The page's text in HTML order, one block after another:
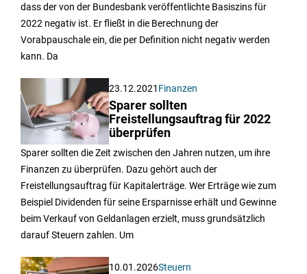
dass der von der Bundesbank veröffentlichte Basiszins für
2022 negativ ist. Er fließt in die Berechnung der
Vorabpauschale ein, die per Definition nicht negativ werden
kann. Da
23.12.2021 Finanzen
Sparer sollten
Freistellungsauftrag für 2022
überprüfen
Sparer sollten die Zeit zwischen den Jahren nutzen, um ihre
Finanzen zu überprüfen. Dazu gehört auch der
Freistellungsauftrag für Kapitalerträge. Wer Erträge wie zum
Beispiel Dividenden für seine Ersparnisse erhält und Gewinne
beim Verkauf von Geldanlagen erzielt, muss grundsätzlich
darauf Steuern zahlen. Um
10.01.2026Steuern